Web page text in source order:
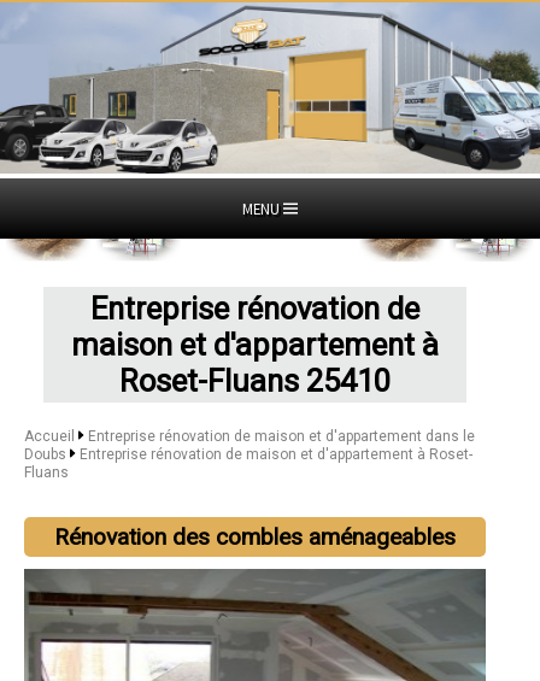
MENU
Entreprise rénovation de
maison et d'appartement à
Roset-Fluans 25410
Accueil
Entreprise rénovation de maison et d'appartement dans le
Doubs
Entreprise rénovation de maison et d'appartement à Roset-
Fluans
Rénovation des combles aménageables